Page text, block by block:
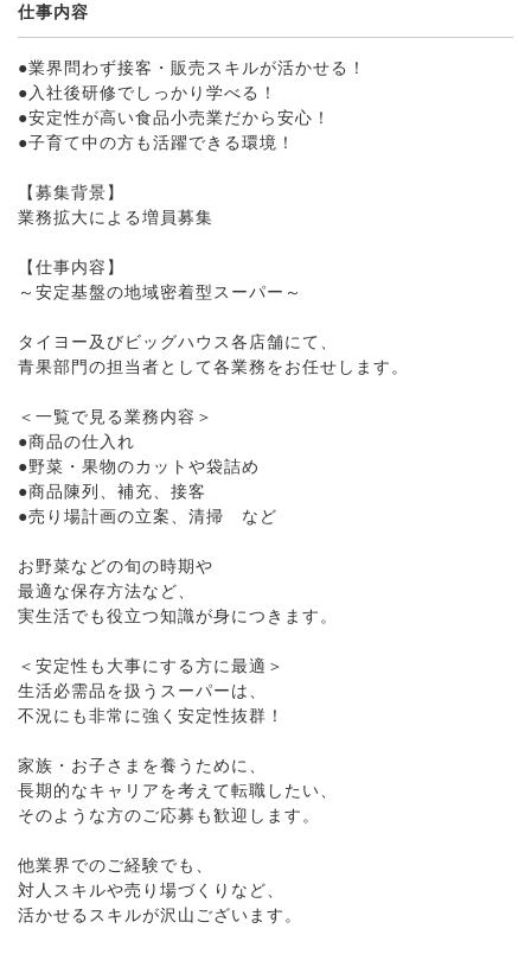
仕事内容
●業界問わず接客・販売スキルが活かせる！
●入社後研修でしっかり学べる！
●安定性が高い食品小売業だから安心！
●子育て中の方も活躍できる環境！
【募集背景】
業務拡大による増員募集
【仕事内容】
～安定基盤の地域密着型スーパー～
タイヨー及びビッグハウス各店舗にて、
青果部門の担当者として各業務をお任せします。
＜一覧で見る業務内容＞
●商品の仕入れ
●野菜・果物のカットや袋詰め
●商品陳列、補充、接客
●売り場計画の立案、清掃 など
お野菜などの旬の時期や
最適な保存方法など、
実生活でも役立つ知識が身につきます。
＜安定性も大事にする方に最適＞
生活必需品を扱うスーパーは、
不況にも非常に強く安定性抜群！
家族・お子さまを養うために、
長期的なキャリアを考えて転職したい、
そのような方のご応募も歓迎します。
他業界でのご経験でも、
対人スキルや売り場づくりなど、
活かせるスキルが沢山ございます。